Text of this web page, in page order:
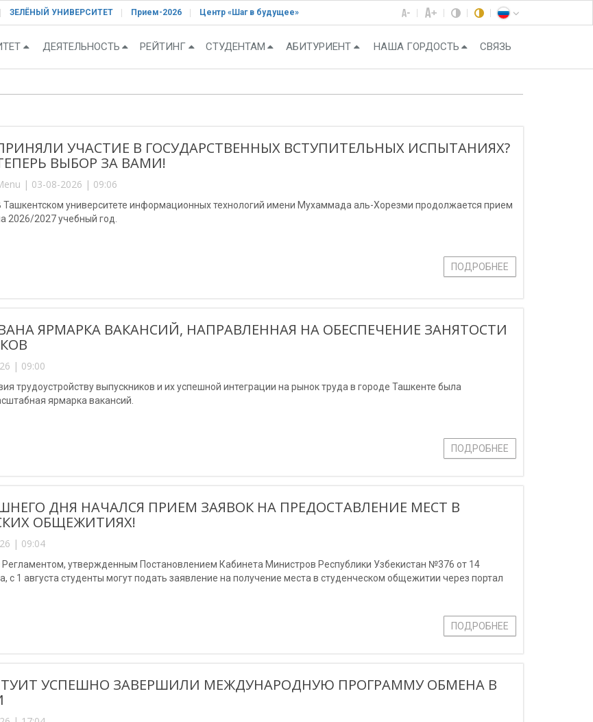
ЗЕЛЁНЫЙ УНИВЕРСИТЕТ Прием-2026 Центр «Шаг в будущее»
ДЕЯТЕЛЬНОСТЬ РЕЙТИНГ СТУДЕНТАМ АБИТУРИЕНТ НАША ГОРДОСТЬ СВЯЗЬ
УЧАСТИЕ В ГОСУДАРСТВЕННЫХ ВСТУПИТЕЛЬНЫХ ИСПЫТАНИЯХ?
ВЫБОР ЗА ВАМИ!
| 03-08-2026 | 09:06
Ташкентском университете информационных технологий имени Мухаммада аль-Хорезми продолжается прием
2026/2027 учебный год.
ПОДРОБНЕЕ
ЯРМАРКА ВАКАНСИЙ, НАПРАВЛЕННАЯ НА ОБЕСПЕЧЕНИЕ ЗАНЯТОСТИ
| 09:00
трудоустройству выпускников и их успешной интеграции на рынок труда в городе Ташкенте была
ярмарка вакансий.
ПОДРОБНЕЕ
ДНЯ НАЧАЛСЯ ПРИЕМ ЗАЯВОК НА ПРЕДОСТАВЛЕНИЕ МЕСТ В
ОБЩЕЖИТИЯХ!
| 09:04
Регламентом, утвержденным Постановлением Кабинета Министров Республики Узбекистан №376 от 14
с 1 августа студенты могут подать заявление на получение места в студенческом общежитии через портал
ПОДРОБНЕЕ
УСПЕШНО ЗАВЕРШИЛИ МЕЖДУНАРОДНУЮ ПРОГРАММУ ОБМЕНА В